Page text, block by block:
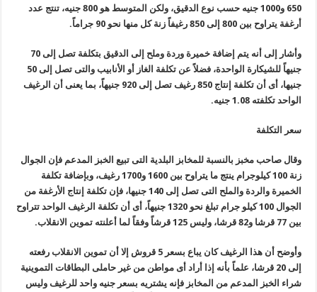
650 و1000 جنيه حسب نوع الدقيق، ولكن المتوسط هو 800 جنيه، تنتج عدد
أرغفة يتراوح بين 800 إلى 850 رغيفاً زنة كل منها نحو 90 جراماً.
وأشار إلى أنه يتم إضافة خميرة وردة وملح إلى الدقيق بتكلفة تصل إلى 70
جنيهاً للشيكارة الواحدة، فضلاً عن تكلفة الغاز أو الأنابيب والتى تصل إلى 50
جنيها، أى أن تكلفة إنتاج 850 رغيف تصل إلى 920 جنيهاً، بما يعنى أن الرغيف
الواحد تكلفته 1.08 جنيه.
سعر التكلفة
وقال صاحب مخبز بالنسبة للمخابز البلدية التى تبيع الخبز المدعم فإن الجوال
زنة 100 كيلوجرام ينتج ما يتراوح بين 1600 و1700 رغيف، وبإضافة تكلفة
الخميرة والردة والملح التى تصل إلى 140 جنيها، فإن تكلفة إنتاج الأرغفة من
الجوال 100 كيلو جرام تبلغ نحو 1320 جنيهاً، أى أن تكلفة الرغيف الواحد تتراوح
بين 77 قرشا و82 قرشا، وليس 125 قرشاً وفقاً لما أعلنته تموين الانقلاب.
وأوضح أن هذا الرغيف كان يباع بسعر 5 قروش إلا أن تموين الانقلاب رفعته
إلى 20 قرشا، علماً بأنه إذا أراد أى مواطن من غير حاملى البطاقات التموينية
شراء الخبز المدعم من المخابز فإنه يشتريه بسعر جنيه واحد للرغيف وليس